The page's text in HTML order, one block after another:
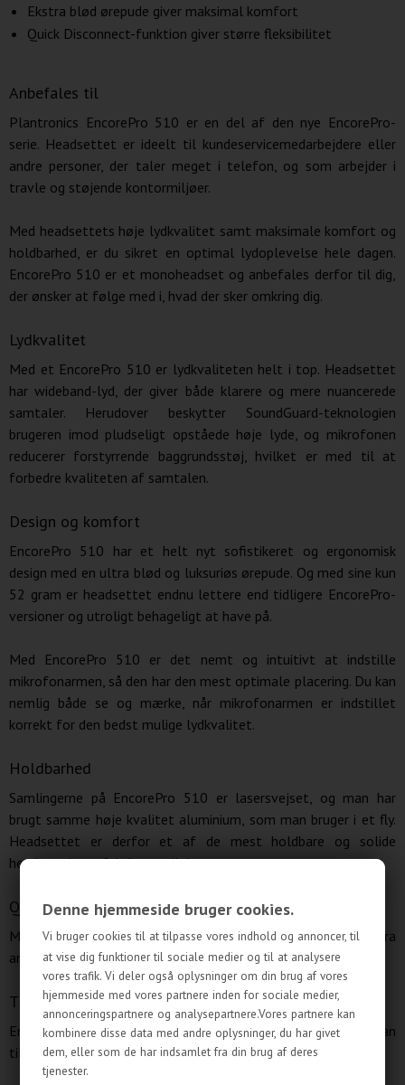
Denne hjemmeside bruger cookies.
Vi bruger cookies til at tilpasse vores indhold og annoncer, til
at vise dig funktioner til sociale medier og til at analysere
vores trafik. Vi deler også oplysninger om din brug af vores
hjemmeside med vores partnere inden for sociale medier,
annonceringspartnere og analysepartnere.Vores partnere kan
kombinere disse data med andre oplysninger, du har givet
dem, eller som de har indsamlet fra din brug af deres
tjenester.
Ekstra blød ørepude giver maksimal komfort
Quick Disconnect-funktion giver større fleksibilitet
Anbefales til
Plantronics EncorePro 510 er en del af den nye EncorePro-
serie. Headsettet er ideelt til kundeservicemedarbejdere eller
andre personer, der taler meget i telefon, og som arbejder i
travle og støjende kontormiljøer.
Med headsettets høje lydkvalitet samt maksimale komfort og
holdbarhed, er du sikret en optimal lydoplevelse hele dagen.
EncorePro 510 er et monoheadset og anbefales derfor til dig,
der ønsker at følge med i, hvad der sker omkring dig.
Lydkvalitet
Med et EncorePro 510 er lydkvaliteten helt i top. Headsettet
har wideband-lyd, der giver både klarere og mere nuancerede
samtaler. Herudover beskytter SoundGuard-teknologien
brugeren imod pludseligt opståede høje lyde, og mikrofonen
reducerer forstyrrende baggrundsstøj, hvilket er med til at
forbedre kvaliteten af samtalen.
Design og komfort
EncorePro 510 har et helt nyt sofistikeret og ergonomisk
design med en ultra blød og luksuriøs ørepude. Og med sine kun
52 gram er headsettet endnu lettere end tidligere EncorePro-
versioner og utroligt behageligt at have på.
Med EncorePro 510 er det nemt og intuitivt at indstille
mikrofonarmen, så den har den mest optimale placering. Du kan
nemlig både se og mærke, når mikrofonarmen er indstillet
korrekt for den bedst mulige lydkvalitet.
Holdbarhed
Samlingerne på EncorePro 510 er lasersvejset, og man har
brugt samme høje kvalitet aluminium, som man bruger i et fly.
Headsettet er derfor et af de mest holdbare og solide
headset, der er fabrikeret til dato.
Quick Disconnect
Med Quick Disconnect-funktionen kan nemt du gå væk fra
arbejdsplads uden at tage dit headset af først.
Tilslutningsmuligheder
EncorePro 510 giver dig mange tilslutningsmuligheder. Du kan
tilslutte det både til PC, bordtelefon, mobiltelefon.